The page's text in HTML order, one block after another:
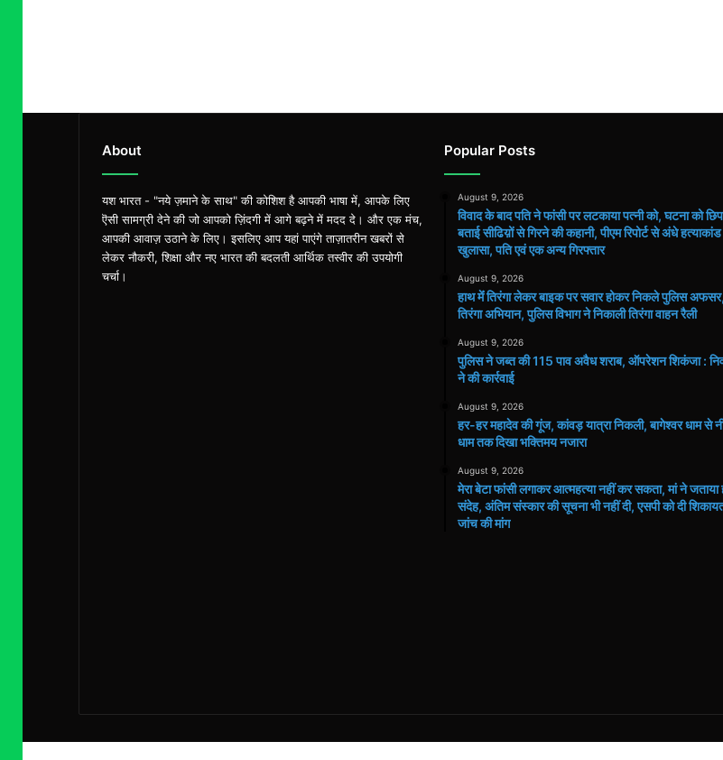
About
यश भारत - "नये ज़माने के साथ" की कोशिश है आपकी भाषा में, आपके लिए
ऎसी सामग्री देने की जो आपको ज़िंदगी में आगे बढ़ने में मदद दे। और एक मंच,
आपकी आवाज़ उठाने के लिए। इसलिए आप यहां पाएंगे ताज़ातरीन खबरों से
लेकर नौकरी, शिक्षा और नए भारत की बदलती आर्थिक तस्वीर की उपयोगी
चर्चा।
Popular Posts
August 9, 2026
विवाद के बाद पति ने फांसी पर लटकाया पत्नी को, घटना को
बताई सीढिय़ों से गिरने की कहानी, पीएम रिपोर्ट से अंधे
खुलासा, पति एवं एक अन्य गिरफ्तार
August 9, 2026
हाथ मेंं तिरंगा लेकर बाइक पर सवार होकर निकले पुलिस
तिरंगा अभियान, पुलिस विभाग ने निकाली तिरंगा वाहन रैली
August 9, 2026
पुलिस ने जब्त की 115 पाव अवैध शराब, ऑपरेशन शिकंजा :
ने की कार्रवाई
August 9, 2026
हर-हर महादेव की गूंज, कांवड़ यात्रा निकली, बागेश्वर धाम से
धाम तक दिखा भक्तिमय नजारा
August 9, 2026
मेरा बेटा फांसी लगाकर आत्महत्या नहीं कर सकता, मां ने जताया
संदेह, अंतिम संस्कार की सूचना भी नहीं दी, एसपी को दी
जांच की मांग